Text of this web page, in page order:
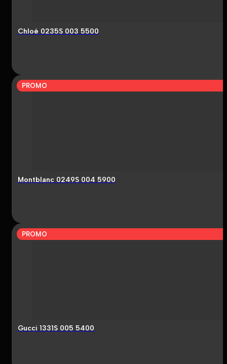
Chloé 0235S 003 5500
PROMO
Montblanc 0249S 004 5900
PROMO
Gucci 1331S 005 5400